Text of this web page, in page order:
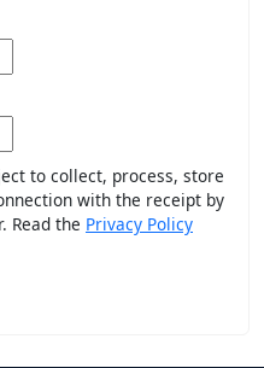
to collect, process, store
with the receipt by
Read the Privacy Policy